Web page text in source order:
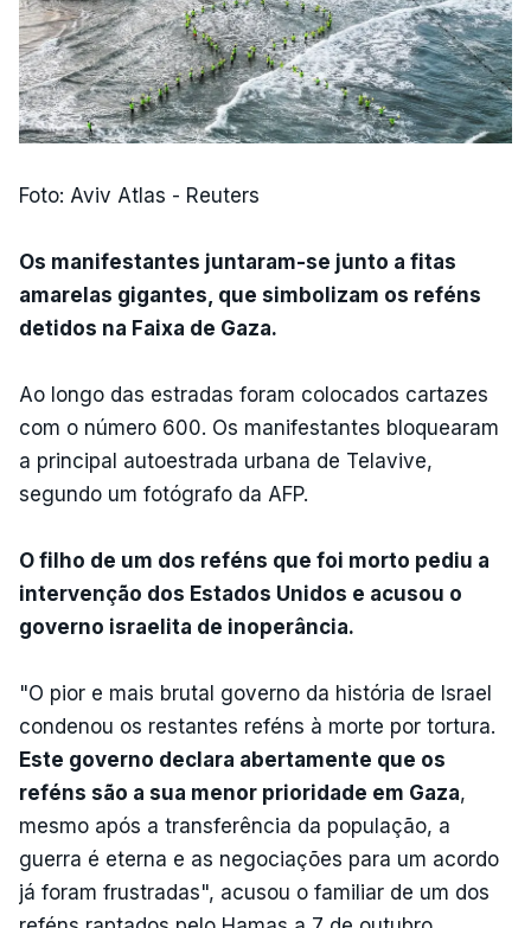
Foto: Aviv Atlas - Reuters
Os manifestantes juntaram-se junto a fitas
amarelas gigantes, que simbolizam os reféns
detidos na Faixa de Gaza.
Ao longo das estradas foram colocados cartazes
com o número 600. Os manifestantes bloquearam
a principal autoestrada urbana de Telavive,
segundo um fotógrafo da AFP.
O filho de um dos reféns que foi morto pediu a
intervenção dos Estados Unidos e acusou o
governo israelita de inoperância.
"O pior e mais brutal governo da história de Israel
condenou os restantes reféns à morte por tortura.
Este governo declara abertamente que os
reféns são a sua menor prioridade em Gaza,
mesmo após a transferência da população, a
guerra é eterna e as negociações para um acordo
já foram frustradas", acusou o familiar de um dos